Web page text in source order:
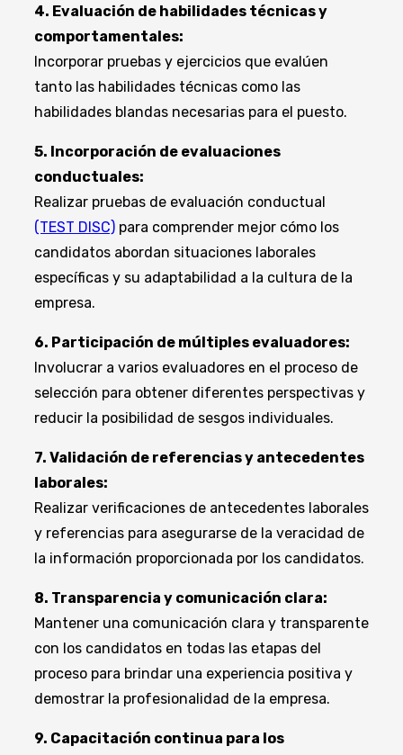
4. Evaluación de habilidades técnicas y
comportamentales:
Incorporar pruebas y ejercicios que evalúen
tanto las habilidades técnicas como las
habilidades blandas necesarias para el puesto.
5. Incorporación de evaluaciones
conductuales:
Realizar pruebas de evaluación conductual
(TEST DISC) para comprender mejor cómo los
candidatos abordan situaciones laborales
específicas y su adaptabilidad a la cultura de la
empresa.
6. Participación de múltiples evaluadores:
Involucrar a varios evaluadores en el proceso de
selección para obtener diferentes perspectivas y
reducir la posibilidad de sesgos individuales.
7. Validación de referencias y antecedentes
laborales:
Realizar verificaciones de antecedentes laborales
y referencias para asegurarse de la veracidad de
la información proporcionada por los candidatos.
8. Transparencia y comunicación clara:
Mantener una comunicación clara y transparente
con los candidatos en todas las etapas del
proceso para brindar una experiencia positiva y
demostrar la profesionalidad de la empresa.
9. Capacitación continua para los